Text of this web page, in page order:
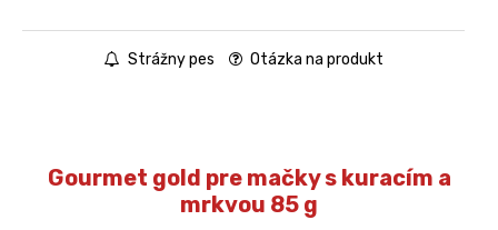
Strážny pes Otázka na produkt
Gourmet gold pre mačky s kuracím a
mrkvou 85 g